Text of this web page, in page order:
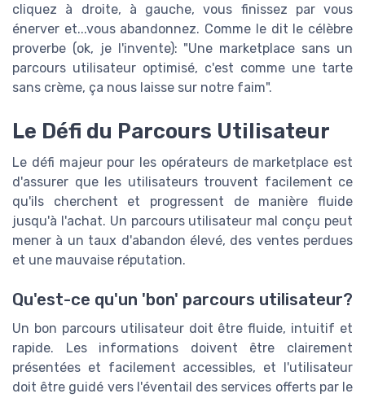
cliquez à droite, à gauche, vous finissez par vous
énerver et...vous abandonnez. Comme le dit le célèbre
proverbe (ok, je l'invente): "Une marketplace sans un
parcours utilisateur optimisé, c'est comme une tarte
sans crème, ça nous laisse sur notre faim".
Le Défi du Parcours Utilisateur
Le défi majeur pour les opérateurs de marketplace est
d'assurer que les utilisateurs trouvent facilement ce
qu'ils cherchent et progressent de manière fluide
jusqu'à l'achat. Un parcours utilisateur mal conçu peut
mener à un taux d'abandon élevé, des ventes perdues
et une mauvaise réputation.
Qu'est-ce qu'un 'bon' parcours utilisateur?
Un bon parcours utilisateur doit être fluide, intuitif et
rapide. Les informations doivent être clairement
présentées et facilement accessibles, et l'utilisateur
doit être guidé vers l'éventail des services offerts par le